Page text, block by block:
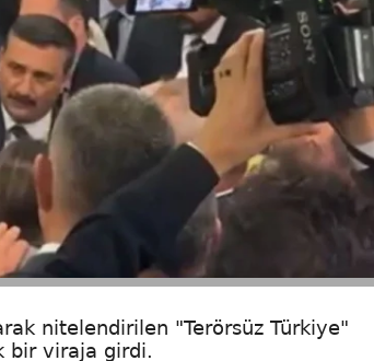
nitelendirilen "Terörsüz Türkiye"
bir viraja girdi.